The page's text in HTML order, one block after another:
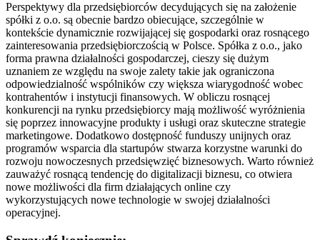
Perspektywy dla przedsiębiorców decydujących się na założenie
spółki z o.o. są obecnie bardzo obiecujące, szczególnie w
kontekście dynamicznie rozwijającej się gospodarki oraz rosnącego
zainteresowania przedsiębiorczością w Polsce. Spółka z o.o., jako
forma prawna działalności gospodarczej, cieszy się dużym
uznaniem ze względu na swoje zalety takie jak ograniczona
odpowiedzialność wspólników czy większa wiarygodność wobec
kontrahentów i instytucji finansowych. W obliczu rosnącej
konkurencji na rynku przedsiębiorcy mają możliwość wyróżnienia
się poprzez innowacyjne produkty i usługi oraz skuteczne strategie
marketingowe. Dodatkowo dostępność funduszy unijnych oraz
programów wsparcia dla startupów stwarza korzystne warunki do
rozwoju nowoczesnych przedsięwzięć biznesowych. Warto również
zauważyć rosnącą tendencję do digitalizacji biznesu, co otwiera
nowe możliwości dla firm działających online czy
wykorzystujących nowe technologie w swojej działalności
operacyjnej.